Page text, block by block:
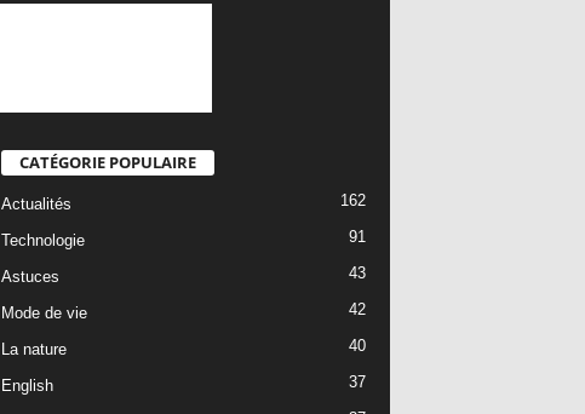
CATÉGORIE POPULAIRE
Actualités 162
Technologie 91
Astuces 43
Mode de vie 42
La nature 40
English 37